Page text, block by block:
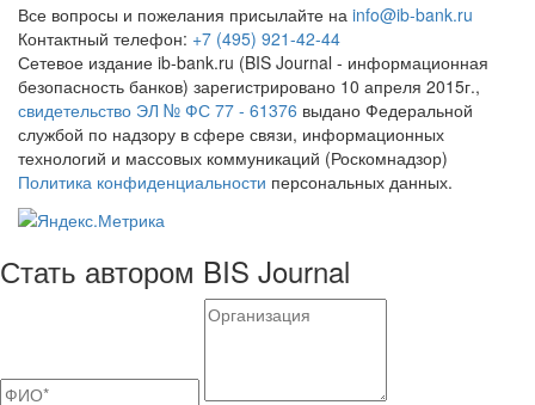
Все вопросы и пожелания присылайте на info@ib-bank.ru
Контактный телефон: +7 (495) 921-42-44
Сетевое издание ib-bank.ru (BIS Journal - информационная
безопасность банков) зарегистрировано 10 апреля 2015г.,
свидетельство ЭЛ № ФС 77 - 61376 выдано Федеральной
службой по надзору в сфере связи, информационных
технологий и массовых коммуникаций (Роскомнадзор)
Политика конфиденциальности персональных данных.
Стать автором BIS Journal